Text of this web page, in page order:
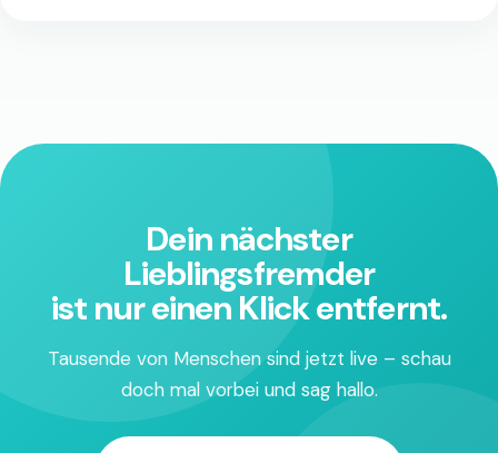
Dein nächster
Lieblingsfremder
ist nur einen Klick entfernt.
Tausende von Menschen sind jetzt live – schau
doch mal vorbei und sag hallo.